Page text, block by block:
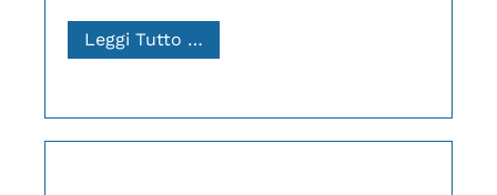
Leggi Tutto …